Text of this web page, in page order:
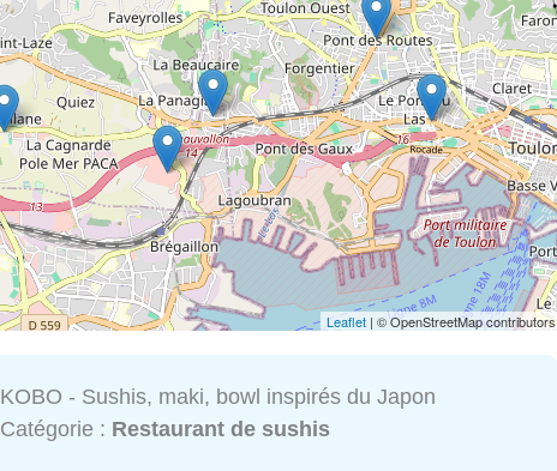
Leaflet | © OpenStreetMap contributors
KOBO - Sushis, maki, bowl inspirés du Japon
Catégorie : Restaurant de sushis